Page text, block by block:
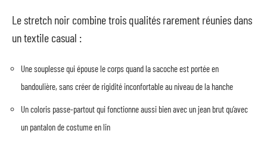
Le stretch noir combine trois qualités rarement réunies dans
un textile casual :
Une souplesse qui épouse le corps quand la sacoche est portée en
bandoulière, sans créer de rigidité inconfortable au niveau de la hanche
Un coloris passe-partout qui fonctionne aussi bien avec un jean brut qu’avec
un pantalon de costume en lin